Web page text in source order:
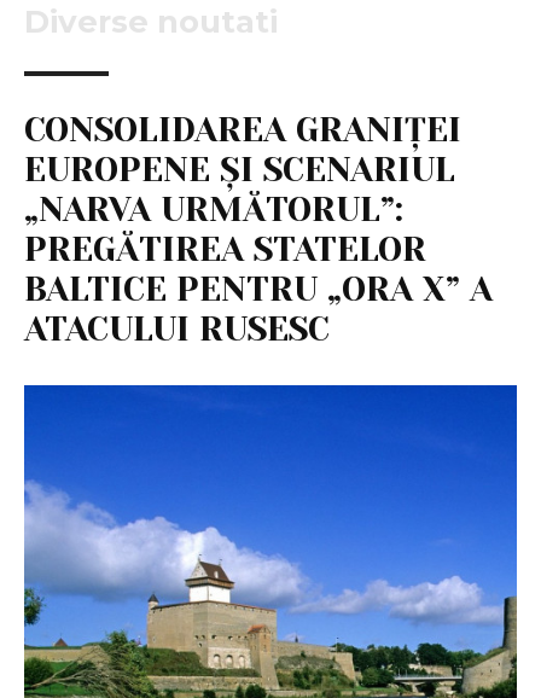
Diverse noutati
CONSOLIDAREA GRANIȚEI
EUROPENE ȘI SCENARIUL
„NARVA URMĂTORUL”:
PREGĂTIREA STATELOR
BALTICE PENTRU „ORA X” A
ATACULUI RUSESC